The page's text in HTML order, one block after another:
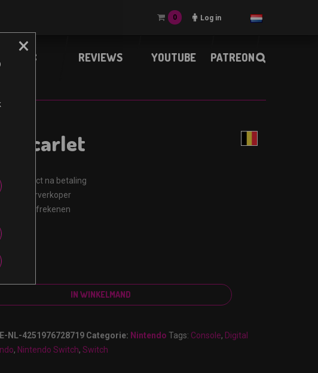
×
0 Log in
PC REVIEWS YOUTUBE PATREON
Scarlet
code direct na betaling
wederverkoper
veilig afrekenen
IN WINKELMAND
NL-4251976728719 Categorie: Nintendo Tags: Console, Digital
, Nintendo Switch,Switch